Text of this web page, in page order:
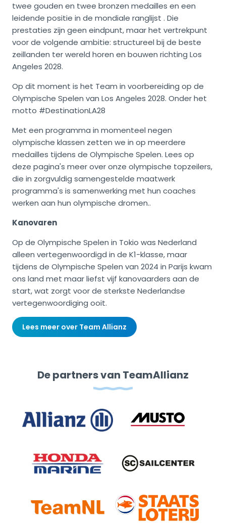
twee gouden en twee bronzen medailles en een
leidende positie in de mondiale ranglijst . Die
prestaties zijn geen eindpunt, maar het vertrekpunt
voor de volgende ambitie: structureel bij de beste
zeillanden ter wereld horen en bouwen richting Los
Angeles 2028.
Op dit moment is het Team in voorbereiding op de
Olympische Spelen van Los Angeles 2028. Onder het
motto #DestinationLA28
Met een programma in momenteel negen
olympische klassen zetten we in op meerdere
medailles tijdens de Olympische Spelen. Lees op
deze pagina's meer over onze olympische topzeilers,
die in zorgvuldig samengestelde maatwerk
programma's is samenwerking met hun coaches
werken aan hun olympische dromen..
Kanovaren
Op de Olympische Spelen in Tokio was Nederland
alleen vertegenwoordigd in de K1-klasse, maar
tijdens de Olympische Spelen van 2024 in Parijs kwam
ons land met maar liefst vijf kanovaarders aan de
start, wat zorgt voor de sterkste Nederlandse
vertegenwoordiging ooit.
Lees meer over Team Allianz
De partners van TeamAllianz